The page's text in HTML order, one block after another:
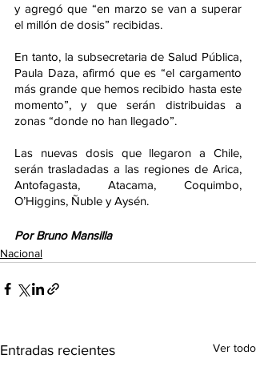
y agregó que “en marzo se van a superar
el millón de dosis” recibidas.
En tanto, la subsecretaria de Salud Pública,
Paula Daza, afirmó que es “el cargamento
más grande que hemos recibido hasta este
momento”, y que serán distribuidas a
zonas “donde no han llegado”.
Las nuevas dosis que llegaron a Chile,
serán trasladadas a las regiones de Arica,
Antofagasta, Atacama, Coquimbo,
O’Higgins, Ñuble y Aysén.
Por Bruno Mansilla
Nacional
Entradas recientes Ver todo